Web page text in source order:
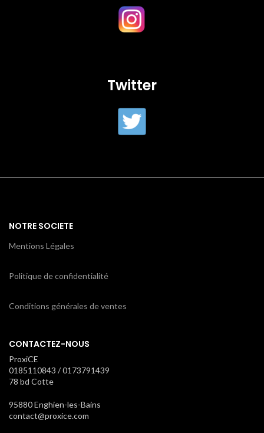
Twitter
NOTRE SOCIETE
Mentions Légales
Politique de confidentialité
Conditions générales de ventes
CONTACTEZ-NOUS
ProxiCE
0185110843 / 0173791439
78 bd Cotte
95880 Enghien-les-Bains
contact@proxice.com